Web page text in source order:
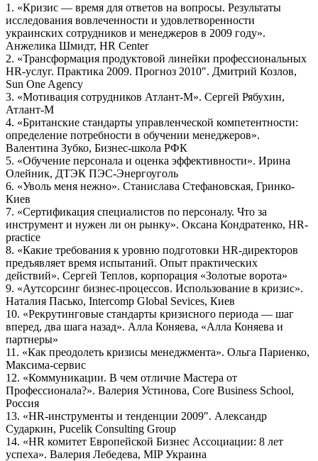
1. «Кризис — время для ответов на вопросы. Результаты
исследования вовлеченности и удовлетворенности
украинских сотрудников и менеджеров в 2009 году».
Анжелика Шмидт, HR Center
2. «Трансформация продуктовой линейки профессиональных
HR-услуг. Практика 2009. Прогноз 2010″. Дмитрий Козлов,
Sun One Agency
3. «Мотивация сотрудников Атлант-М». Сергей Рябухин,
Атлант-М
4. «Британские стандарты управленческой компетентности:
определение потребности в обучении менеджеров».
Валентина Зубко, Бизнес-школа РФК
5. «Обучение персонала и оценка эффективности». Ирина
Олейник, ДТЭК ПЭС-Энергоуголь
6. «Уволь меня нежно». Станислава Стефановская, Гринко-
Киев
7. «Сертификация специалистов по персоналу. Что за
инструмент и нужен ли он рынку». Оксана Кондратенко, HR-
practice
8. «Какие требования к уровню подготовки HR-директоров
предъявляет время испытаний. Опыт практических
действий». Сергей Теплов, корпорация «Золотые ворота»
9. «Аутсорсинг бизнес-процессов. Использование в кризис».
Наталия Пасько, Intercomp Global Sevices, Киев
10. «Рекрутинговые стандарты кризисного периода — шаг
вперед, два шага назад». Алла Коняева, «Алла Коняева и
партнеры»
11. «Как преодолеть кризисы менеджмента». Ольга Париенко,
Максима-сервис
12. «Коммуникации. В чем отличие Мастера от
Профессионала?». Валерия Устинова, Core Business School,
Россия
13. «HR-инструменты и тенденции 2009″. Александр
Сударкин, Pucelik Consulting Group
14. «HR комитет Европейской Бизнес Ассоциации: 8 лет
успеха». Валерия Лебедева, MIP Украина